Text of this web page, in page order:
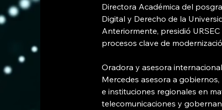
Directora Académica del
Digital y Derecho de la
Anteriormente, presidió
procesos clave de
Oradora y asesora
Mercedes asesora a
e instituciones regionales en
telecomunicaciones y